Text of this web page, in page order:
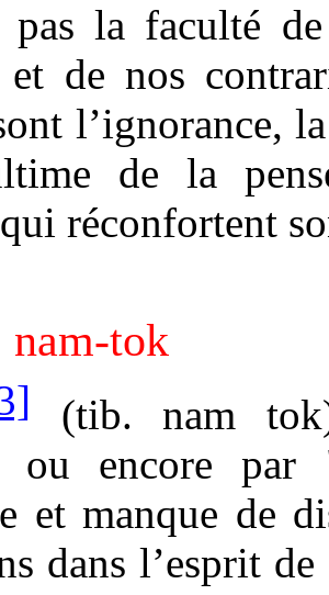
pas la faculté
de nos
l’ignorance,
de la
réconfortent
tok
(tib. nam
ou encore par
et manque de
dans l’esprit